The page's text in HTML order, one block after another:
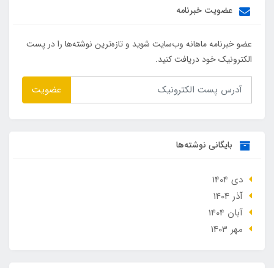
عضویت خبرنامه
عضو خبرنامه ماهانه وب‌سایت شوید و تازه‌ترین نوشته‌ها را در پست
الکترونیک خود دریافت کنید.
عضویت
بایگانی نوشته‌ها
دی 1404
آذر 1404
آبان 1404
مهر 1403